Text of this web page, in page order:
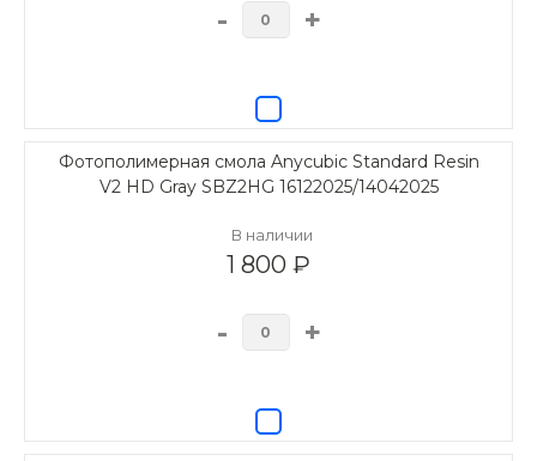
- +
Фотополимерная смола Anycubic Standard Resin
V2 HD Gray SBZ2HG 16122025/14042025
В наличии
1 800 ₽
- +